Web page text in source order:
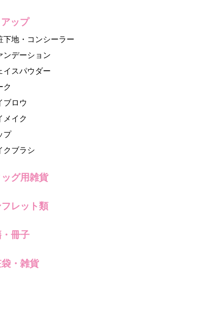
ップ
下地・コンシーラー
ンデーション
イスパウダー
ク
ブロウ
メイク
プ
クブラシ
ッグ用雑貨
レット類
冊子
・雑貨